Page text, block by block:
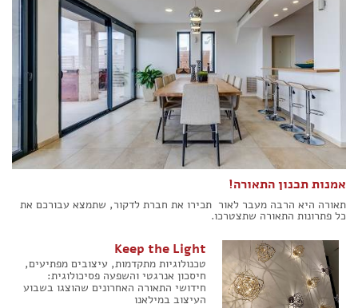
אמנות תכנון התאורה!
תאורה היא הרבה מעבר לאור  תכירו את חברת לדקור, שתמצא עבורכם את
כל פתרונות התאורה שתצטרכו.
Keep the Light
טכנולוגיות מתקדמות, עיצובים מפתיעים,
חיסכון אנרגטי והשפעה פסיכולוגית:
חידושי התאורה האחרונים שהוצגו בשבוע
העיצוב במילאנו
תצוגה רגילה
הדגשת קישורים
Aא Aא
הצהרת נגישות